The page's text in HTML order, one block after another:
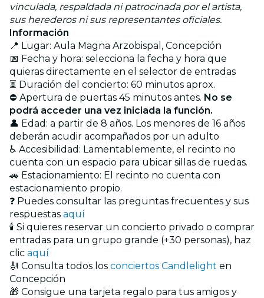
vinculada, respaldada ni patrocinada por el artista,
sus herederos ni sus representantes oficiales.
Información
📍 Lugar: Aula Magna Arzobispal, Concepción
📅 Fecha y hora: selecciona la fecha y hora que
quieras directamente en el selector de entradas
⏳ Duración del concierto: 60 minutos aprox.
⛔ Apertura de puertas 45 minutos antes. No se
podrá acceder una vez iniciada la función.
👤 Edad: a partir de 8 años. Los menores de 16 años
deberán acudir acompañados por un adulto
♿ Accesibilidad: Lamentablemente, el recinto no
cuenta con un espacio para ubicar sillas de ruedas.
🚗 Estacionamiento: El recinto no cuenta con
estacionamiento propio.
❓ Puedes consultar las preguntas frecuentes y sus
respuestas aquí
🕯️ Si quieres reservar un concierto privado o comprar
entradas para un grupo grande (+30 personas), haz
clic aquí
🎻 Consulta todos los conciertos Candlelight en
Concepción
🎁 Consigue una tarjeta regalo para tus amigos y